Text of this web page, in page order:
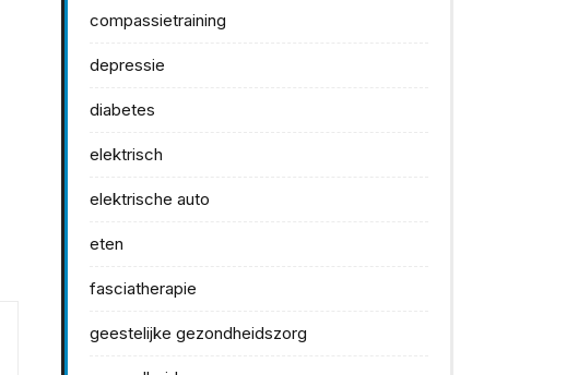
compassietraining
depressie
diabetes
elektrisch
elektrische auto
eten
fasciatherapie
geestelijke gezondheidszorg